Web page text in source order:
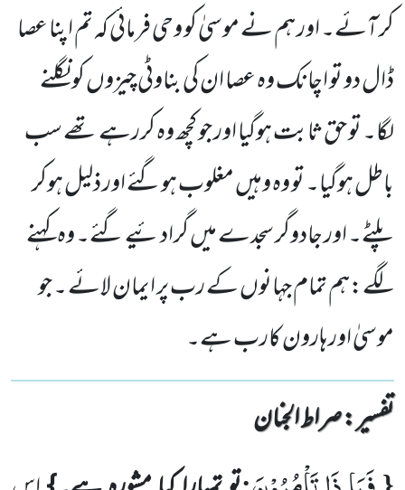
کر آئے۔ اور ہم نے موسیٰ کو وحی فرمائی کہ تم اپنا عصا
ڈال دو تو اچانک وہ عصا ان کی بناوٹی چیزوں کو نگلنے
لگا۔ تو حق ثابت ہوگیا اور جو کچھ وہ کررہے تھے سب
باطل ہوگیا۔ تو وہ وہیں مغلوب ہوگئے اور ذلیل ہوکر
پلٹے۔ اور جادوگر سجدے میں گرادئیے گئے۔ وہ کہنے
لگے:ہم تمام جہانوں کے رب پر ایمان لائے ۔ جو
موسیٰ اور ہارون کارب ہے۔
تفسیر : ‎صراط الجنان